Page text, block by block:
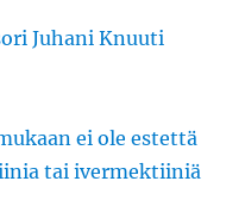
Juhani Knuuti
ei ole estettä
tai ivermektiiniä